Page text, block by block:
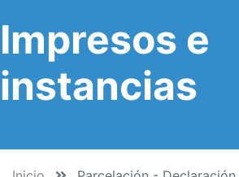
Impresos e
instancias